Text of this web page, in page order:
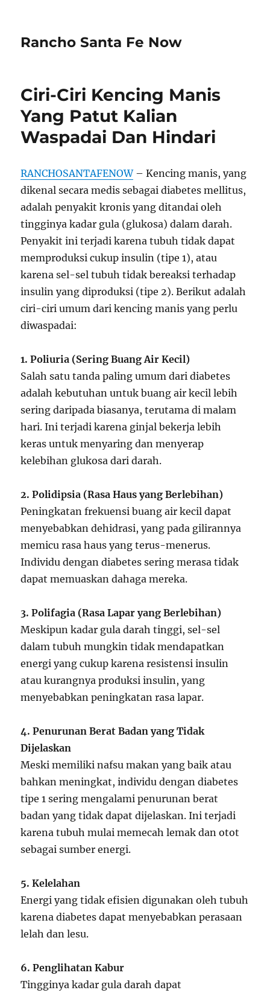
Rancho Santa Fe Now
Ciri-Ciri Kencing Manis
Yang Patut Kalian
Waspadai Dan Hindari
RANCHOSANTAFENOW– Kencing manis, yang
dikenal secara medis sebagai diabetes mellitus,
adalah penyakit kronis yang ditandai oleh
tingginya kadar gula (glukosa) dalam darah.
Penyakit ini terjadi karena tubuh tidak dapat
memproduksi cukup insulin (tipe 1), atau
karena sel-sel tubuh tidak bereaksi terhadap
insulin yang diproduksi (tipe 2). Berikut adalah
ciri-ciri umum dari kencing manis yang perlu
diwaspadai:
1. Poliuria (Sering Buang Air Kecil)
Salah satu tanda paling umum dari diabetes
adalah kebutuhan untuk buang air kecil lebih
sering daripada biasanya, terutama di malam
hari. Ini terjadi karena ginjal bekerja lebih
keras untuk menyaring dan menyerap
kelebihan glukosa dari darah.
2. Polidipsia (Rasa Haus yang Berlebihan)
Peningkatan frekuensi buang air kecil dapat
menyebabkan dehidrasi, yang pada gilirannya
memicu rasa haus yang terus-menerus.
Individu dengan diabetes sering merasa tidak
dapat memuaskan dahaga mereka.
3. Polifagia (Rasa Lapar yang Berlebihan)
Meskipun kadar gula darah tinggi, sel-sel
dalam tubuh mungkin tidak mendapatkan
energi yang cukup karena resistensi insulin
atau kurangnya produksi insulin, yang
menyebabkan peningkatan rasa lapar.
4. Penurunan Berat Badan yang Tidak
Dijelaskan
Meski memiliki nafsu makan yang baik atau
bahkan meningkat, individu dengan diabetes
tipe 1 sering mengalami penurunan berat
badan yang tidak dapat dijelaskan. Ini terjadi
karena tubuh mulai memecah lemak dan otot
sebagai sumber energi.
5. Kelelahan
Energi yang tidak efisien digunakan oleh tubuh
karena diabetes dapat menyebabkan perasaan
lelah dan lesu.
6. Penglihatan Kabur
Tingginya kadar gula darah dapat